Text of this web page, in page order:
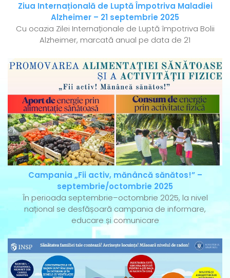
Ziua Internațională de Luptă Împotriva Maladiei
Alzheimer – 21 septembrie 2025
Cu ocazia Zilei Internaționale de Luptă împotriva Bolii
Alzheimer, marcată anual pe data de 21
Campania „Fii activ, mănâncă sănătos!” –
septembrie/octombrie 2025
În perioada septembrie–octombrie 2025, la nivel
național se desfășoară campania de informare,
educare și comunicare